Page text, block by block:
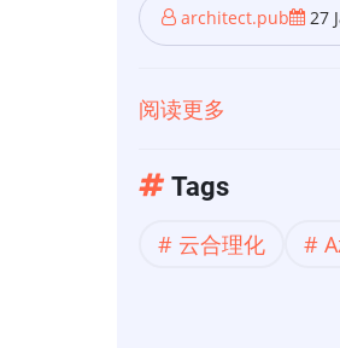
architect.pub 27
阅读更多
【云
算】
Tags
云合理化